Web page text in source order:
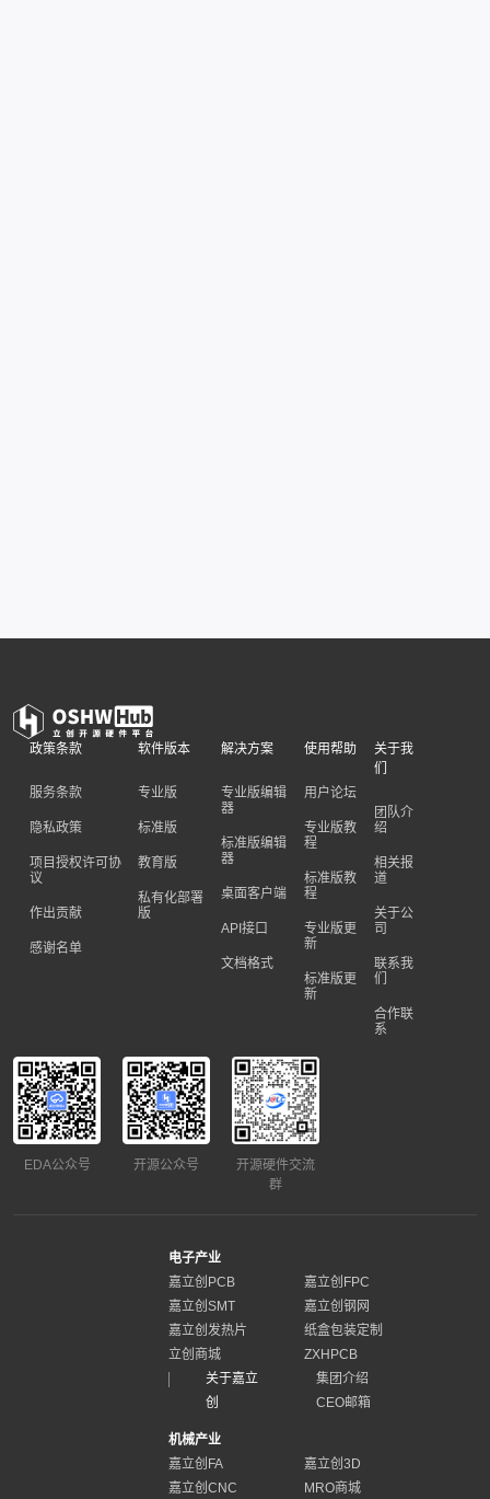
政策条款
服务条款
隐私政策
项目授权许可协
议
作出贡献
感谢名单
软件版本
专业版
标准版
教育版
私有化部署
版
解决方案
专业版编辑
器
标准版编辑
器
桌面客户端
API接口
文档格式
使用帮助
用户论坛
专业版教
程
标准版教
程
专业版更
新
标准版更
新
关于我
们
团队介
绍
相关报
道
关于公
司
联系我
们
合作联
系
EDA公众号 开源公众号
开源硬件交流
群
电子产业
嘉立创PCB
嘉立创FPC
嘉立创SMT
嘉立创钢网
嘉立创发热片
纸盒包装定制
立创商城
ZXHPCB
关于嘉立
创
集团介绍
CEO邮箱
机械产业
嘉立创FA
嘉立创3D
嘉立创CNC
MRO商城